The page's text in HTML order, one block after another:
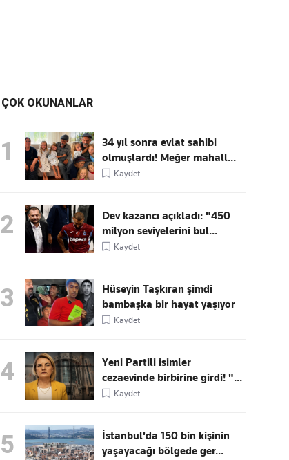
ÇOK OKUNANLAR
1
34 yıl sonra evlat sahibi
olmuşlardı! Meğer mahall...
Kaydet
2
Dev kazancı açıkladı: "450
milyon seviyelerini bul...
Kaydet
3
Hüseyin Taşkıran şimdi
bambaşka bir hayat yaşıyor
Kaydet
4
Yeni Partili isimler
cezaevinde birbirine girdi! "...
Kaydet
5
İstanbul'da 150 bin kişinin
yaşayacağı bölgede ger...